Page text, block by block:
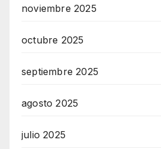
noviembre 2025
octubre 2025
septiembre 2025
agosto 2025
julio 2025